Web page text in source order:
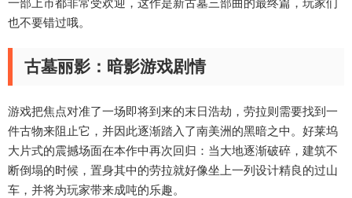
也不要错过哦。
古墓丽影：暗影游戏剧情
游戏把焦点对准了一场即将到来的末日浩劫，劳拉则需要找到一
件古物来阻止它，并因此逐渐踏入了南美洲的黑暗之中。好莱坞
大片式的震撼场面在本作中再次回归：当大地逐渐破碎，建筑不
断倒塌的时候，置身其中的劳拉就好像坐上一列设计精良的过山
车，并将为玩家带来成吨的乐趣。